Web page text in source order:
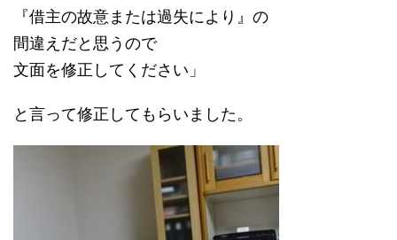
『借主の故意または過失により』の
間違えだと思うので
文面を修正してください」
と言って修正してもらいました。